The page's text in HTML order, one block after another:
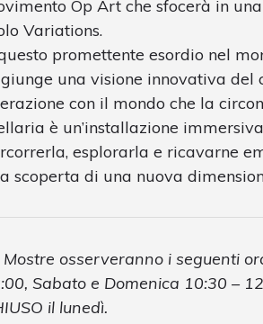
Op Art che sfocerà in
Variations.
promettente esordio nel
una visione innovativa del
con il mondo che la
è un’installazione
esplorarla e ricavarne
scoperta di una nuova
Mostre osserveranno i seguenti
Sabato e Domenica 10:30 –
il lunedì.